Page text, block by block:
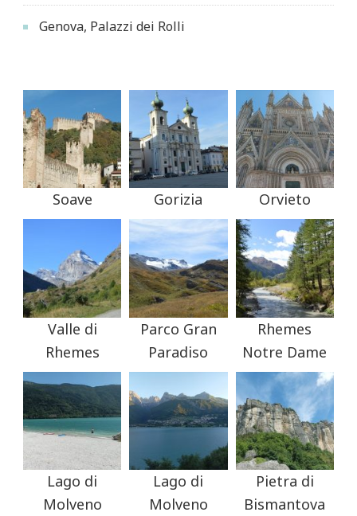
Genova, Palazzi dei Rolli
Soave Gorizia Orvieto
Valle di
Rhemes
Parco Gran
Paradiso
Rhemes
Notre Dame
Lago di
Molveno
Lago di
Molveno
Pietra di
Bismantova